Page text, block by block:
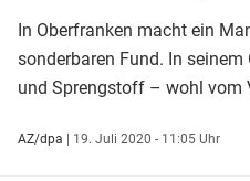
In Oberfranken macht ein
sonderbaren Fund. In
und Sprengstoff – wohl vom
AZ/dpa | 19. Juli 2020 - 11:05 Uhr